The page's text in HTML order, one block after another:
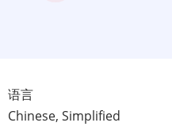
语言
Chinese, Simplified